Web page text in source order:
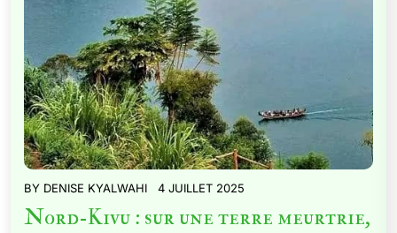
BY DENISE KYALWAHI 4 JUILLET 2025
Nord-Kivu : sur une terre meurtrie,